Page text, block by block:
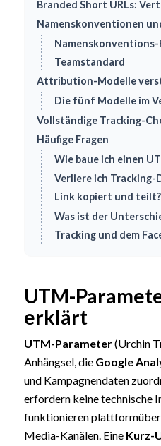
Branded Short URLs:
Namenskonventionen
Teamstandard
Attribution-Modelle
Die fünf Modelle im
Vollständige Tracking-
Häufige Fragen
Wie baue ich einen
Verliere ich Tracking-
Link kopiert und teilt?
Was ist der
Tracking und dem
UTM-
erklärt
UTM-Parameter(Urchin
Anhängsel, die Google
und Kampagnendaten
erfordern keine technische
funktionieren
Media-Kanälen. Eine Kurz-